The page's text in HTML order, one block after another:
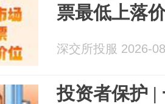
票最低上落
深交所投服 2026-
投资者保护 |